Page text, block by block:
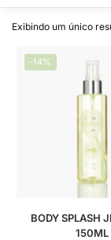
Exibindo um único
-14%
BODY SPLASH
150ML